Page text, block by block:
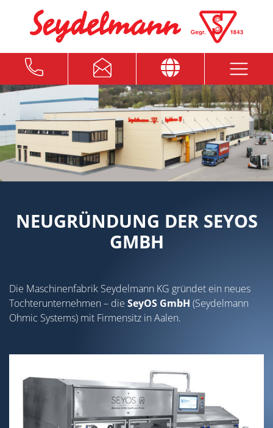
NEUGRÜNDUNG DER SEYOS
GMBH
Die Maschinenfabrik Seydelmann KG gründet ein neues
Tochterunternehmen – die SeyOS GmbH (Seydelmann
Ohmic Systems) mit Firmensitz in Aalen.